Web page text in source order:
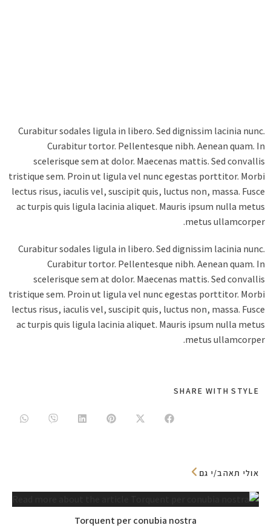
Curabitur sodales ligula in libero. Sed dignissim lacinia
Curabitur tortor. Pellentesque nibh. Aenean quam.
scelerisque sem at dolor. Maecenas mattis. Sed
tristique sem. Proin ut ligula vel nunc egestas porttitor.
lectus risus, iaculis vel, suscipit quis, luctus non, massa.
ac turpis quis ligula lacinia aliquet. Mauris ipsum nulla
metus
Curabitur sodales ligula in libero. Sed dignissim lacinia
Curabitur tortor. Pellentesque nibh. Aenean quam.
scelerisque sem at dolor. Maecenas mattis. Sed
tristique sem. Proin ut ligula vel nunc egestas porttitor.
lectus risus, iaculis vel, suscipit quis, luctus non, massa.
ac turpis quis ligula lacinia aliquet. Mauris ipsum nulla
metus
SHARE WITH STYLE
אולי תאהב/י גם
Torquent per conubia nostra